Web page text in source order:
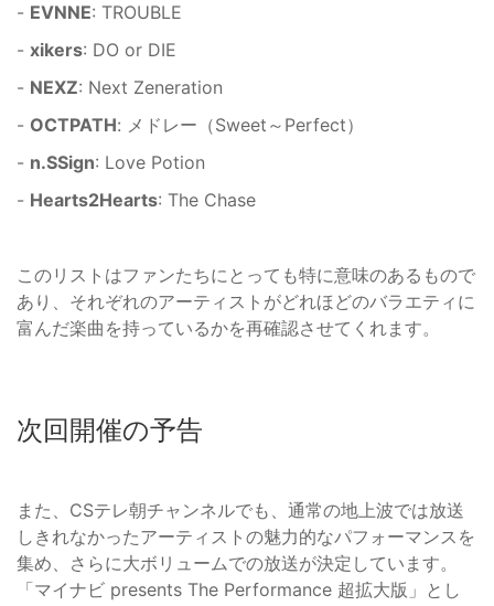
- EVNNE: TROUBLE
- xikers: DO or DIE
- NEXZ: Next Zeneration
- OCTPATH: メドレー（Sweet～Perfect）
- n.SSign: Love Potion
- Hearts2Hearts: The Chase
このリストはファンたちにとっても特に意味のあるもので
あり、それぞれのアーティストがどれほどのバラエティに
富んだ楽曲を持っているかを再確認させてくれます。
次回開催の予告
また、CSテレ朝チャンネルでも、通常の地上波では放送
しきれなかったアーティストの魅力的なパフォーマンスを
集め、さらに大ボリュームでの放送が決定しています。
「マイナビ presents The Performance 超拡大版」とし